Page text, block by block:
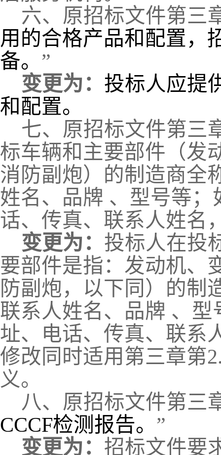
六、 原招标文件第三
用的合格产品和配置，
备。 ”
变更为： 投标人应提
和配置。
七、原招标文件第三
标车辆和主要部件（发
消防副炮）的制造商全
姓名、品牌 、型号等
话、传真、联系人姓名
变更为： 投标人在投
要部件是指：发动机、
防副炮，以下同）的制
联系人姓名、品牌 、型
址、电话、传真、联系
修改同时适用第三章第
义。
八、 原招标文件第三
CCCF检测报告。 ”
变更为： 招标文件要